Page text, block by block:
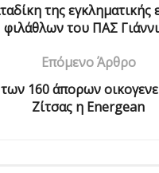
της εγκληματικής
φιλάθλων του ΠΑΣ
Επόμενο Άρθρο
160 άπορων
Ζίτσας η Energean